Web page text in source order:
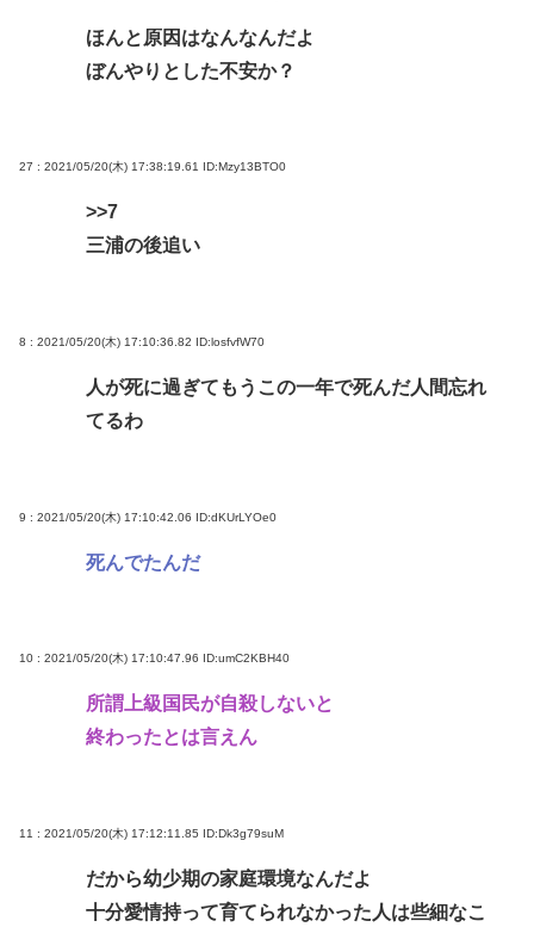
ほんと原因はなんなんだよ
ぼんやりとした不安か？
27 : 2021/05/20(木) 17:38:19.61 ID:Mzy13BTO0
>>7
三浦の後追い
8 : 2021/05/20(木) 17:10:36.82 ID:losfvfW70
人が死に過ぎてもうこの一年で死んだ人間忘れ
てるわ
9 : 2021/05/20(木) 17:10:42.06 ID:dKUrLYOe0
死んでたんだ
10 : 2021/05/20(木) 17:10:47.96 ID:umC2KBH40
所謂上級国民が自殺しないと
終わったとは言えん
11 : 2021/05/20(木) 17:12:11.85 ID:Dk3g79suM
だから幼少期の家庭環境なんだよ
十分愛情持って育てられなかった人は些細なこ